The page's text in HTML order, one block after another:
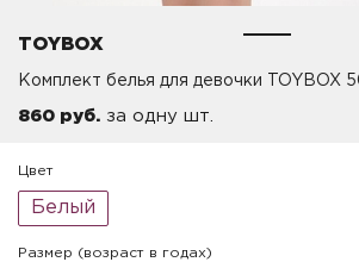
TOYBOX
Комплект белья для девочки TOYBOX
860 руб. за одну шт.
Цвет
Белый
Размер (возраст в годах)